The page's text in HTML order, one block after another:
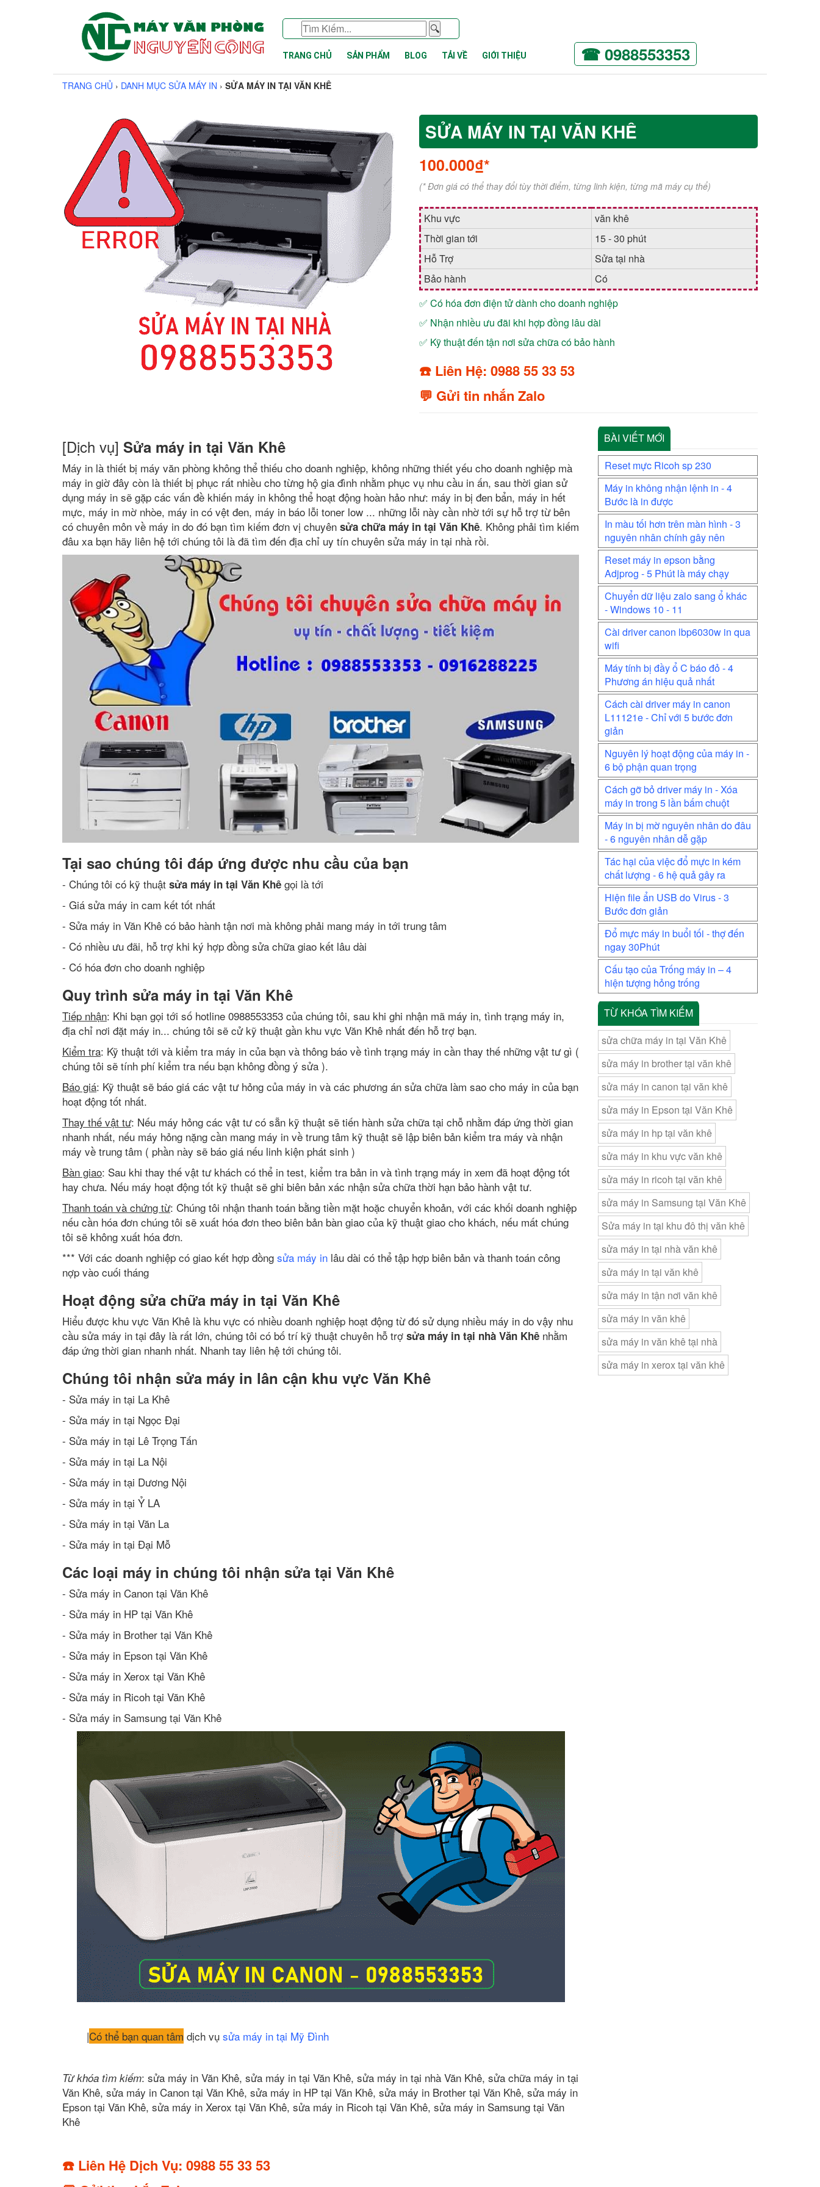
🔍
TRANG CHỦ SẢN PHẨM BLOG TẢI VỀ GIỚI THIỆU ☎ 0988553353
TRANG CHỦ › DANH MỤC SỬA MÁY IN › SỬA MÁY IN TẠI VĂN KHÊ
SỬA MÁY IN TẠI VĂN KHÊ
100.000₫*
(* Đơn giá có thể thay đổi tùy thời điểm, từng linh kiện, từng mã máy cụ thể)
Khu vực
văn khê
Thời gian tới
15 - 30 phút
Hỗ Trợ
Sửa tại nhà
Bảo hành
Có
✅ Có hóa đơn điện tử dành cho doanh nghiệp
✅ Nhận nhiều ưu đãi khi hợp đồng lâu dài
✅ Kỹ thuật đến tận nơi sửa chữa có bảo hành
☎️ Liên Hệ: 0988 55 33 53
💬 Gửi tin nhắn Zalo
[Dịch vụ] Sửa máy in tại Văn Khê
Máy in là thiết bị máy văn phòng không thể thiếu cho doanh nghiệp, không những thiết yếu cho doanh nghiệp mà
máy in giờ đây còn là thiết bị phục rất nhiều cho từng hộ gia đình nhằm phục vụ nhu cầu in ấn, sau thời gian sử
dụng máy in sẽ gặp các vấn đề khiến máy in không thể hoạt động hoàn hảo như: máy in bị đen bẩn, máy in hết
mực, máy in mờ nhòe, máy in có vệt đen, máy in báo lỗi toner low ... những lỗi này cần nhờ tới sự hỗ trợ từ bên
có chuyên môn về máy in do đó bạn tìm kiếm đơn vị chuyên sửa chữa máy in tại Văn Khê. Không phải tìm kiếm
đâu xa bạn hãy liên hệ tới chúng tôi là đã tìm đến địa chỉ uy tín chuyên sửa máy in tại nhà rồi.
Tại sao chúng tôi đáp ứng được nhu cầu của bạn
- Chúng tôi có kỹ thuật sửa máy in tại Văn Khê gọi là tới
- Giá sửa máy in cam kết tốt nhất
- Sửa máy in Văn Khê có bảo hành tận nơi mà không phải mang máy in tới trung tâm
- Có nhiều ưu đãi, hỗ trợ khi ký hợp đồng sửa chữa giao kết lâu dài
- Có hóa đơn cho doanh nghiệp
Quy trình sửa máy in tại Văn Khê
Tiếp nhận: Khi bạn gọi tới số hotline 0988553353 của chúng tôi, sau khi ghi nhận mã máy in, tình trạng máy in,
địa chỉ nơi đặt máy in... chúng tôi sẽ cử kỹ thuật gần khu vực Văn Khê nhất đến hỗ trợ bạn.
Kiểm tra: Kỹ thuật tới và kiểm tra máy in của bạn và thông báo về tình trạng máy in cần thay thế những vật tư gì (
chúng tôi sẽ tính phí kiểm tra nếu bạn không đồng ý sửa ).
Báo giá: Kỹ thuật sẽ báo giá các vật tư hỏng của máy in và các phương án sửa chữa làm sao cho máy in của bạn
hoạt động tốt nhất.
Thay thế vật tư: Nếu máy hỏng các vật tư có sẵn kỹ thuật sẽ tiến hành sửa chữa tại chỗ nhằm đáp ứng thời gian
nhanh nhất, nếu máy hỏng nặng cần mang máy in về trung tâm kỹ thuật sẽ lập biên bản kiểm tra máy và nhận
máy về trung tâm ( phần này sẽ báo giá nếu linh kiện phát sinh )
Bàn giao: Sau khi thay thế vật tư khách có thể in test, kiểm tra bản in và tình trạng máy in xem đã hoạt động tốt
hay chưa. Nếu máy hoạt động tốt kỹ thuật sẽ ghi biên bản xác nhận sửa chữa thời hạn bảo hành vật tư.
Thanh toán và chứng từ: Chúng tôi nhận thanh toán bằng tiền mặt hoặc chuyển khoản, với các khối doanh nghiệp
nếu cần hóa đơn chúng tôi sẽ xuất hóa đơn theo biên bản bàn giao của kỹ thuật giao cho khách, nếu mất chúng
tôi sẽ không xuất hóa đơn.
*** Với các doanh nghiệp có giao kết hợp đồng sửa máy in lâu dài có thể tập hợp biên bản và thanh toán công
nợp vào cuối tháng
Hoạt động sửa chữa máy in tại Văn Khê
Hiểu được khu vực Văn Khê là khu vực có nhiều doanh nghiệp hoạt động từ đó sử dụng nhiều máy in do vậy nhu
cầu sửa máy in tại đây là rất lớn, chúng tôi có bố trí kỹ thuật chuyên hỗ trợ sửa máy in tại nhà Văn Khê nhằm
đáp ứng thời gian nhanh nhất. Nhanh tay liên hệ tới chúng tôi.
Chúng tôi nhận sửa máy in lân cận khu vực Văn Khê
- Sửa máy in tại La Khê
- Sửa máy in tại Ngọc Đại
- Sửa máy in tại Lê Trọng Tấn
- Sửa máy in tại La Nội
- Sửa máy in tại Dương Nội
- Sửa máy in tại Ỷ LA
- Sửa máy in tại Văn La
- Sửa máy in tại Đại Mỗ
Các loại máy in chúng tôi nhận sửa tại Văn Khê
- Sửa máy in Canon tại Văn Khê
- Sửa máy in HP tại Văn Khê
- Sửa máy in Brother tại Văn Khê
- Sửa máy in Epson tại Văn Khê
- Sửa máy in Xerox tại Văn Khê
- Sửa máy in Ricoh tại Văn Khê
- Sửa máy in Samsung tại Văn Khê
|Có thể bạn quan tâm dịch vụ sửa máy in tại Mỹ Đình
Từ khóa tìm kiếm: sửa máy in Văn Khê, sửa máy in tại Văn Khê, sửa máy in tại nhà Văn Khê, sửa chữa máy in tại
Văn Khê, sửa máy in Canon tại Văn Khê, sửa máy in HP tại Văn Khê, sửa máy in Brother tại Văn Khê, sửa máy in
Epson tại Văn Khê, sửa máy in Xerox tại Văn Khê, sửa máy in Ricoh tại Văn Khê, sửa máy in Samsung tại Văn
Khê
☎️ Liên Hệ Dịch Vụ: 0988 55 33 53
BÀI VIẾT MỚI
Reset mực Ricoh sp 230
Máy in không nhận lệnh in - 4
Bước là in được
In màu tối hơn trên màn hình - 3
nguyên nhân chính gây nên
Reset máy in epson bằng
Adjprog - 5 Phút là máy chạy
Chuyển dữ liệu zalo sang ổ khác
- Windows 10 - 11
Cài driver canon lbp6030w in qua
wifi
Máy tính bị đầy ổ C báo đỏ - 4
Phương án hiệu quả nhất
Cách cài driver máy in canon
L11121e - Chỉ với 5 bước đơn
giản
Nguyên lý hoạt động của máy in -
6 bộ phận quan trọng
Cách gỡ bỏ driver máy in - Xóa
máy in trong 5 lần bấm chuột
Máy in bị mờ nguyên nhân do đâu
- 6 nguyên nhân dễ gặp
Tác hại của việc đổ mực in kém
chất lượng - 6 hệ quả gây ra
Hiện file ẩn USB do Virus - 3
Bước đơn giản
Đổ mực máy in buổi tối - thợ đến
ngay 30Phút
Cấu tạo của Trống máy in – 4
hiện tượng hỏng trống
TỪ KHÓA TÌM KIẾM
sửa chữa máy in tại Văn Khê
sửa máy in brother tại văn khê
sửa máy in canon tại văn khê
sửa máy in Epson tại Văn Khê
sửa máy in hp tại văn khê
sửa máy in khu vực văn khê
sửa máy in ricoh tại văn khê
sửa máy in Samsung tại Văn Khê
Sửa máy in tại khu đô thị văn khê
sửa máy in tại nhà văn khê
sửa máy in tại văn khê
sửa máy in tận nơi văn khê
sửa máy in văn khê
sửa máy in văn khê tại nhà
sửa máy in xerox tại văn khê